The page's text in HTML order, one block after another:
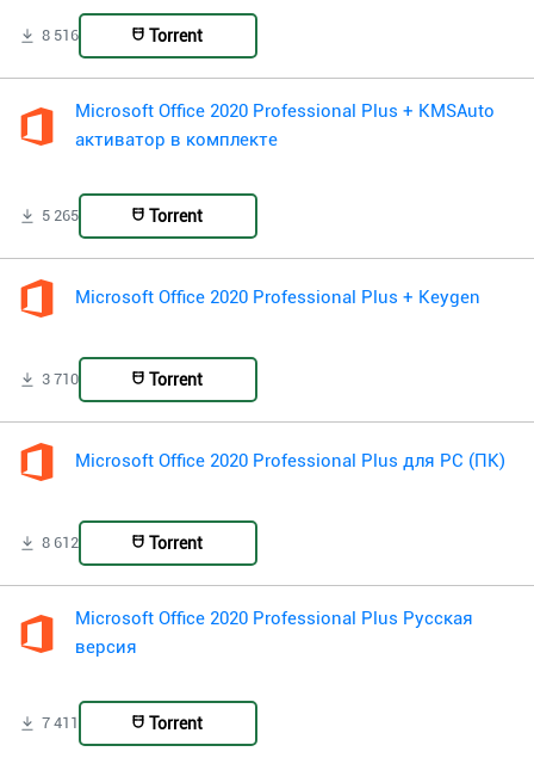
8 516 Torrent
Microsoft Office 2020 Professional Plus + KMSAuto
активатор в комплекте
5 265 Torrent
Microsoft Office 2020 Professional Plus + Keygen
3 710 Torrent
Microsoft Office 2020 Professional Plus для PC (ПК)
8 612 Torrent
Microsoft Office 2020 Professional Plus Русская
версия
7 411 Torrent